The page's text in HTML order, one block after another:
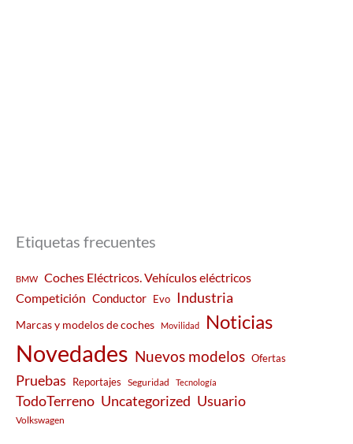
Etiquetas frecuentes
BMW
Coches Eléctricos. Vehículos eléctricos
Competición Conductor Evo Industria
Marcas y modelos de coches Movilidad Noticias
Novedades Nuevos modelos Ofertas
Pruebas Reportajes Seguridad Tecnología
TodoTerreno Uncategorized Usuario
Volkswagen